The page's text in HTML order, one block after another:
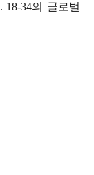
18-34의 글로벌